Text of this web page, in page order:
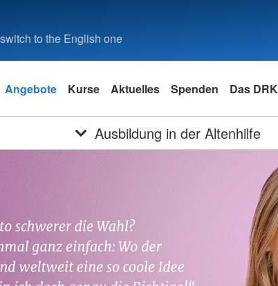
to the English one
Angebote Kurse Aktuelles Spenden Das DRK
Ausbildung in der Altenhilfe